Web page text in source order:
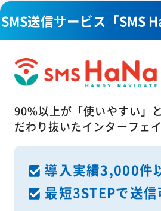
SMS送信サービス「SMS
90%以上が「使いやすい」
だわり抜いたインターフェ
導入実績3,000件
最短3STEPで送信